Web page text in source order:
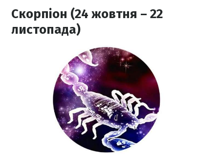
Скорпіон (24 жовтня – 22
листопада)